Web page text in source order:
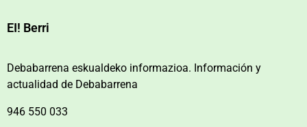
EI! Berri
Debabarrena eskualdeko informazioa. Información y
actualidad de Debabarrena
946 550 033